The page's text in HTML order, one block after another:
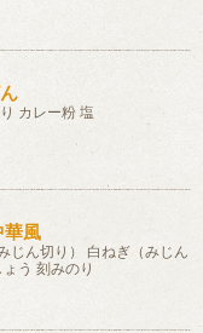
カレー粉 塩
華風
じん切り） 白ねぎ（みじん
う 刻みのり